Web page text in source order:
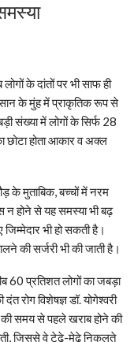
के दांतों पर भी साफ ही
के मुंह में प्राकृतिक रूप से
संख्या में लोगों के सिर्फ 28
छोटा होता आकार व अक्ल
के मुताबिक, बच्चों में नरम
न होने से यह समस्या भी बढ़
भी हो सकती है।
की सर्जरी भी की जाती है।
60 प्रतिशत लोगों का जबड़ा
रोग विशेषज्ञ डॉ. योगेश्वरी
समय से पहले खराब होने की
जिससे वे टेढ़े-मेढ़े निकलते